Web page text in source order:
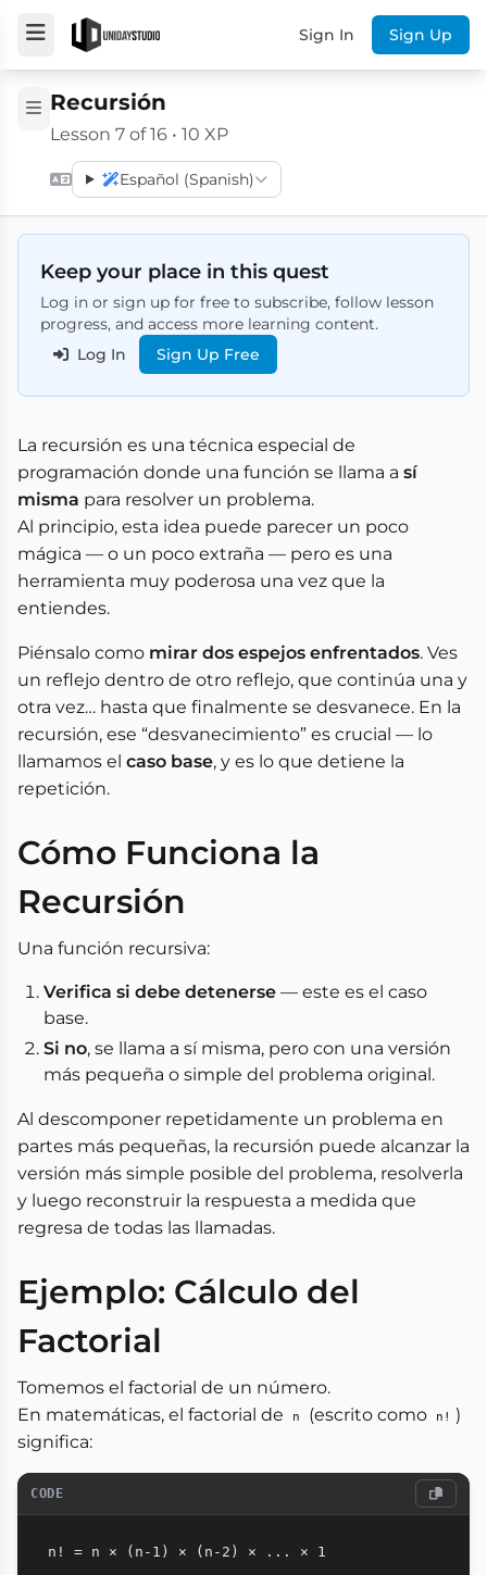
Sign In Sign Up
Recursión
Lesson 7 of 16 • 10 XP
Español (Spanish)
Keep your place in this quest
Log in or sign up for free to subscribe, follow lesson
progress, and access more learning content.
Log In
Sign Up Free
La recursión es una técnica especial de
programación donde una función se llama a sí
misma para resolver un problema.
Al principio, esta idea puede parecer un poco
mágica — o un poco extraña — pero es una
herramienta muy poderosa una vez que la
entiendes.
Piénsalo como mirar dos espejos enfrentados. Ves
un reflejo dentro de otro reflejo, que continúa una y
otra vez… hasta que finalmente se desvanece. En la
recursión, ese “desvanecimiento” es crucial — lo
llamamos el caso base, y es lo que detiene la
repetición.
Cómo Funciona la
Recursión
Una función recursiva:
Verifica si debe detenerse — este es el caso
base.
Si no, se llama a sí misma, pero con una versión
más pequeña o simple del problema original.
Al descomponer repetidamente un problema en
partes más pequeñas, la recursión puede alcanzar la
versión más simple posible del problema, resolverla
y luego reconstruir la respuesta a medida que
regresa de todas las llamadas.
Ejemplo: Cálculo del
Factorial
Tomemos el factorial de un número.
En matemáticas, el factorial de
n (escrito como n! )
significa:
CODE